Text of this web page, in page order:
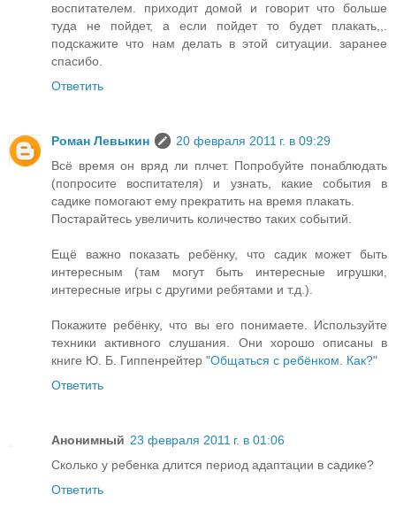
воспитателем. приходит домой и говорит что больше
туда не пойдет, а если пойдет то будет плакать,,.
подскажите что нам делать в этой ситуации. заранее
спасибо.
Ответить
Роман Левыкин
20 февраля 2011 г. в 09:29
Всё время он вряд ли плчет. Попробуйте понаблюдать
(попросите воспитателя) и узнать, какие события в
садике помогают ему прекратить на время плакать.
Постарайтесь увеличить количество таких событий.
Ещё важно показать ребёнку, что садик может быть
интересным (там могут быть интересные игрушки,
интересные игры с другими ребятами и т.д.).
Покажите ребёнку, что вы его понимаете. Используйте
техники активного слушания. Они хорошо описаны в
книге Ю. Б. Гиппенрейтер "Общаться с ребёнком. Как?"
Ответить
Анонимный 23 февраля 2011 г. в 01:06
Сколько у ребенка длится период адаптации в садике?
Ответить